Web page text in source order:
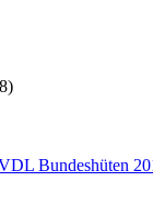
Bundeshüten